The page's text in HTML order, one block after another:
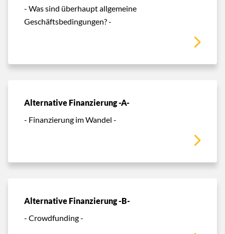
- Was sind überhaupt allgemeine
Geschäftsbedingungen? -
Alternative Finanzierung -A-
- Finanzierung im Wandel -
Alternative Finanzierung -B-
- Crowdfunding -